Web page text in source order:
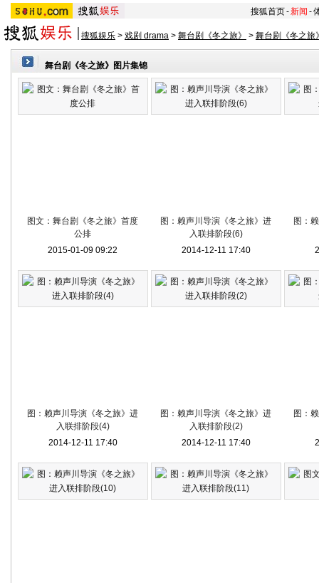
搜狐首页-新闻 -
搜狐娱乐 > 戏剧 drama > 舞台剧《冬之旅》 > 舞台剧《冬之旅
舞台剧《冬之旅》图片集锦
图文：舞台剧《冬之旅》首度
公排
2015-01-09 09:22
图：赖声川导演《冬之旅》进
入联排阶段(6)
2014-12-11 17:40
图：
图：赖声川导演《冬之旅》进
入联排阶段(4)
2014-12-11 17:40
图：赖声川导演《冬之旅》进
入联排阶段(2)
2014-12-11 17:40
图：